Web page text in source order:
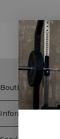
Boutique
Information